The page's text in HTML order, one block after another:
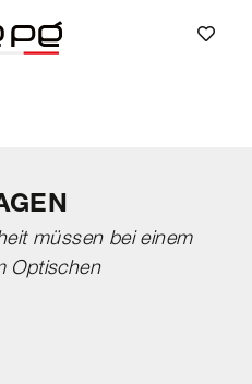
müssen bei einem
Optischen